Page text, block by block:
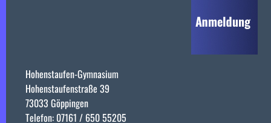
Hohenstaufen-Gymnasium
Hohenstaufenstraße 39
73033 Göppingen
Telefon: 07161 / 650 55205